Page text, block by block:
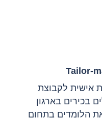
Tailor-
אישית לקבוצת
בכירים בארגון
הלומדים בתחום